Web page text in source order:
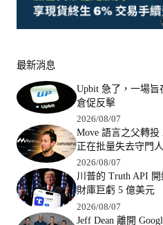
最新消息
Upbit 急了，一場旨
倉促反擊
2026/08/07
Move 語言之父轉投
正在批量失去守門人
2026/08/07
川普的 Truth API
財庫巨虧 5 億美元
2026/08/07
Jeff Dean 離開